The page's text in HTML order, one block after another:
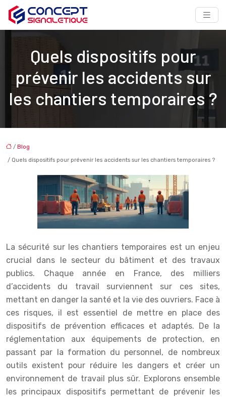
Quels dispositifs pour
prévenir les accidents sur
les chantiers temporaires ?
/ Blog
/ Quels dispositifs pour prévenir les accidents sur les chantiers temporaires ?
La sécurité sur les chantiers temporaires est un enjeu
crucial dans le secteur du bâtiment et des travaux
publics. Chaque année en France, des milliers
d’accidents du travail surviennent sur ces sites,
mettant en danger la santé et la vie des ouvriers. Face à
ces risques, il est essentiel de mettre en place des
dispositifs de prévention efficaces et adaptés. De la
réglementation aux équipements de protection, en
passant par la formation du personnel, de nombreux
outils existent pour réduire les dangers et créer un
environnement de travail plus sûr. Explorons ensemble
les principaux dispositifs permettant de prévenir les